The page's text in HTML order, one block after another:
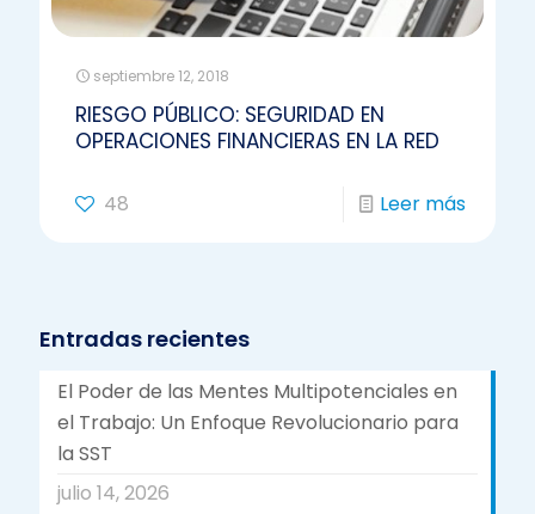
septiembre 12, 2018
RIESGO PÚBLICO: SEGURIDAD EN
OPERACIONES FINANCIERAS EN LA RED
48 Leer más
Entradas recientes
El Poder de las Mentes Multipotenciales en
el Trabajo: Un Enfoque Revolucionario para
la SST
julio 14, 2026